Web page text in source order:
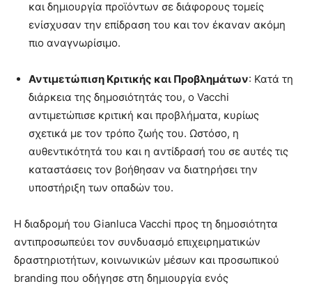
και δημιουργία προϊόντων σε διάφορους τομείς
ενίσχυσαν την επίδραση του και τον έκαναν ακόμη
πιο αναγνωρίσιμο.
Αντιμετώπιση Κριτικής και Προβλημάτων: Κατά τη
διάρκεια της δημοσιότητάς του, ο Vacchi
αντιμετώπισε κριτική και προβλήματα, κυρίως
σχετικά με τον τρόπο ζωής του. Ωστόσο, η
αυθεντικότητά του και η αντίδρασή του σε αυτές τις
καταστάσεις τον βοήθησαν να διατηρήσει την
υποστήριξη των οπαδών του.
Η διαδρομή του Gianluca Vacchi προς τη δημοσιότητα
αντιπροσωπεύει τον συνδυασμό επιχειρηματικών
δραστηριοτήτων, κοινωνικών μέσων και προσωπικού
branding που οδήγησε στη δημιουργία ενός